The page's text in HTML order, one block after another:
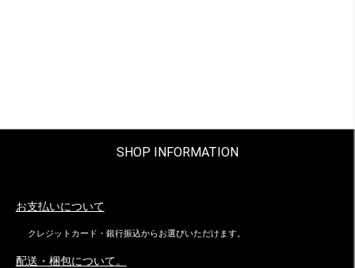
SHOP INFORMATION
お支払いについて
クレジットカード・銀行振込からお選びいただけます。
配送・梱包について。